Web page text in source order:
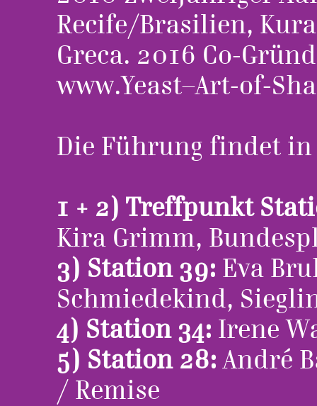
Recife/Brasilien,
Greca. 2016 Co-
www.Yeast–Art-of-
Die Führung findet
1 + 2) Treffpunkt
Kira Grimm,
3) Station 39: Eva
Schmiedekind,
4) Station 34: Irene
5) Station 28: André
/ Remise